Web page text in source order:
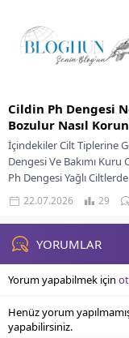
Cildin Ph Dengesi
Bozulur Nasıl
İçindekiler Cilt Tiplerine
Dengesi Ve Bakımı Kuru
Ph Dengesi Yağlı
Dengesi Karma Ciltlerde
Dengesi...
22.07.2026 29
YORUMLAR
Yorum yapabilmek için
Henüz yorum
yapabilirsiniz.